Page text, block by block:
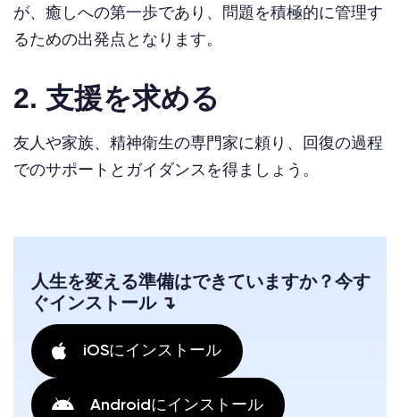
が、癒しへの第一歩であり、問題を積極的に管理す
るための出発点となります。
2. 支援を求める
友人や家族、精神衛生の専門家に頼り、回復の過程
でのサポートとガイダンスを得ましょう。
人生を変える準備はできていますか？今す
ぐインストール ↴
iOSにインストール
Androidにインストール